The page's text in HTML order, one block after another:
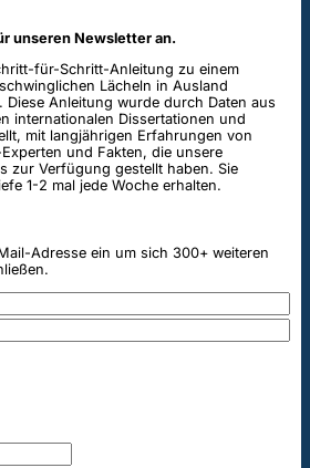
unseren Newsletter an.
für-Schritt-Anleitung zu einem
Lächeln in Ausland
Diese Anleitung wurde durch Daten aus
internationalen Dissertationen und
mit langjährigen Erfahrungen von
und Fakten, die unsere
zur Verfügung gestellt haben. Sie
1-2 mal jede Woche erhalten.
Adresse ein um sich 300+ weiteren